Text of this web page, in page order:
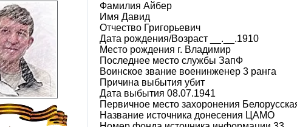
Фамилия Айбер
Имя Давид
Отчество Григорьевич
Дата рождения/Возраст __.__.1910
Место рождения г. Владимир
Последнее место службы ЗапФ
Воинское звание военинженер 3 ранга
Причина выбытия убит
Дата выбытия 08.07.1941
Первичное место захоронения
Название источника донесения ЦАМО